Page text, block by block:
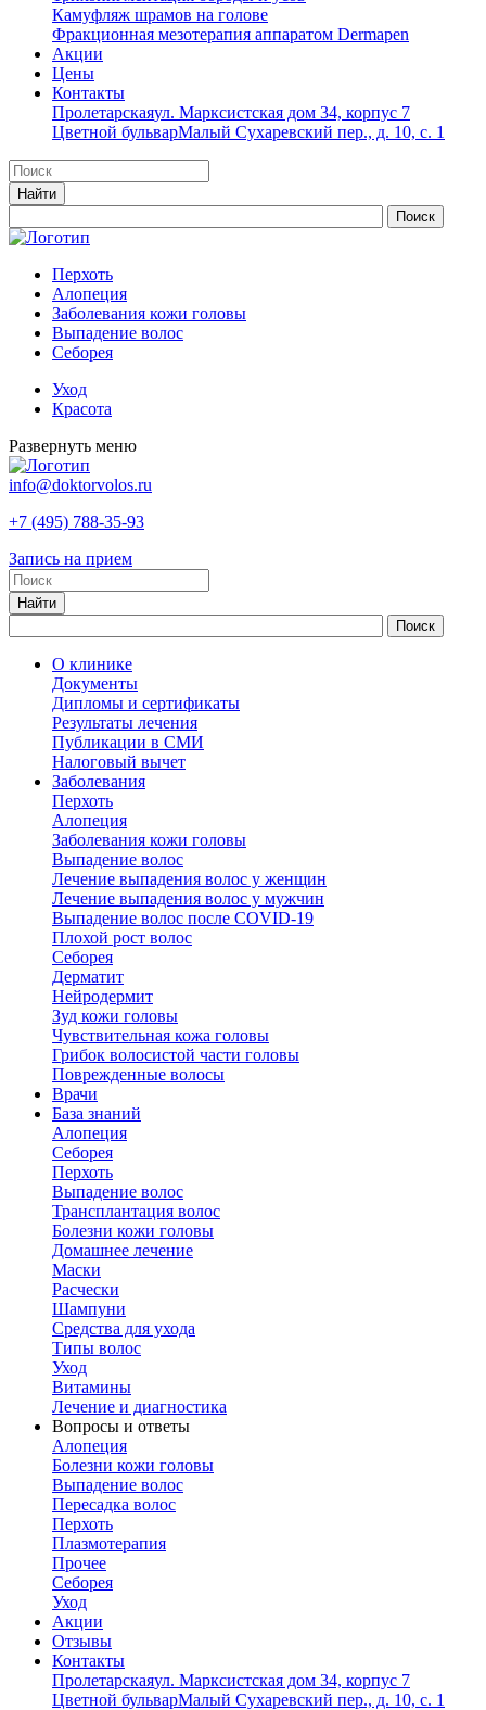
Камуфляж шрамов на голове
Фракционная мезотерапия аппаратом Dermapen
Акции
Цены
Контакты
Пролетарскаяул. Марксистская дом 34, корпус 7
Цветной бульварМалый Сухаревский пер., д. 10, с. 1
Перхоть
Алопеция
Заболевания кожи головы
Выпадение волос
Cеборея
Уход
Красота
Развернуть меню
info@doktorvolos.ru
+7 (495) 788-35-93
Запись на прием
О клинике
Документы
Дипломы и сертификаты
Результаты лечения
Публикации в СМИ
Налоговый вычет
Заболевания
Перхоть
Алопеция
Заболевания кожи головы
Выпадение волос
Лечение выпадения волос у женщин
Лечение выпадения волос у мужчин
Выпадение волос после COVID-19
Плохой рост волос
Cеборея
Дерматит
Нейродермит
Зуд кожи головы
Чувствительная кожа головы
Грибок волосистой части головы
Поврежденные волосы
Врачи
База знаний
Алопеция
Себорея
Перхоть
Выпадение волос
Трансплантация волос
Болезни кожи головы
Домашнее лечение
Маски
Расчески
Шампуни
Средства для ухода
Типы волос
Уход
Витамины
Лечение и диагностика
Вопросы и ответы
Алопеция
Болезни кожи головы
Выпадение волос
Пересадка волос
Перхоть
Плазмотерапия
Прочее
Себорея
Уход
Акции
Отзывы
Контакты
Пролетарскаяул. Марксистская дом 34, корпус 7
Цветной бульварМалый Сухаревский пер., д. 10, с. 1